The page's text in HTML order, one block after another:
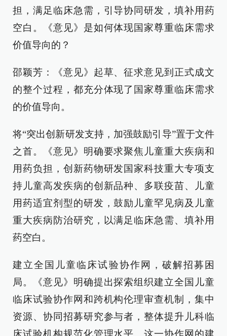
担，满足临床急需，引导协同研发，填补用药
空白。《意见》是如何体现国家尊重临床需求
价值导向的？
邵颖芳：《意见》起草、征求意见到正式成文
的整个过程，都充分体现了国家尊重临床需求
的价值导向。
将“突出创新研发支持，加强鼓励引导”置于文件
之首。《意见》明确要求聚焦儿童重大疾病和
用药负担，创新药物研发国家科技重大专项支
持儿童高发疾病的创新品种、多联疫苗、儿童
用药适宜剂型的研发，鼓励儿童罕见病及儿童
重大疾病防治研究，以满足临床急需、填补用
药空白。
建立全国儿童临床试验协作网，破解招募困
局。《意见》明确提出探索组织建立全国儿童
临床试验协作网和跨机构伦理审查机制，集中
资源、协同招募研究参与者，整体提升儿科临